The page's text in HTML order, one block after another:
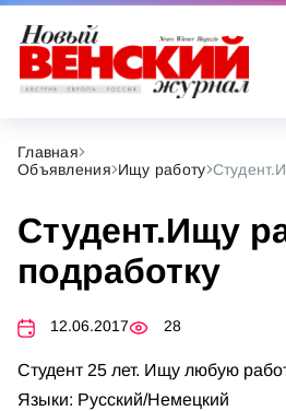
Главная
Объявления Ищу работу
Студент.Ищу
подработку
12.06.2017 28
Студент 25 лет. Ищу любую
Языки: Русский/Немецкий